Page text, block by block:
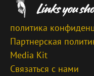
политика
Партнерская
Media Kit
Связаться с нами